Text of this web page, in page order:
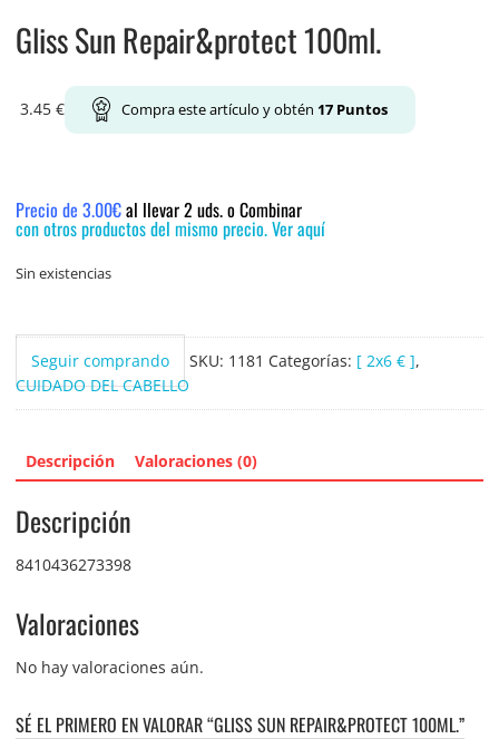
Gliss Sun Repair&protect 100ml.
3.45 € Compra este artículo y obtén 17Puntos
Precio de 3.00€al llevar 2 uds. o Combinar
con otros productos del mismo precio. Ver aquí
Sin existencias
Seguir comprando SKU: 1181 Categorías: [ 2x6 € ],
CUIDADO DEL CABELLO
Descripción Valoraciones (0)
Descripción
8410436273398
Valoraciones
No hay valoraciones aún.
SÉ EL PRIMERO EN VALORAR “GLISS SUN REPAIR&PROTECT 100ML.”